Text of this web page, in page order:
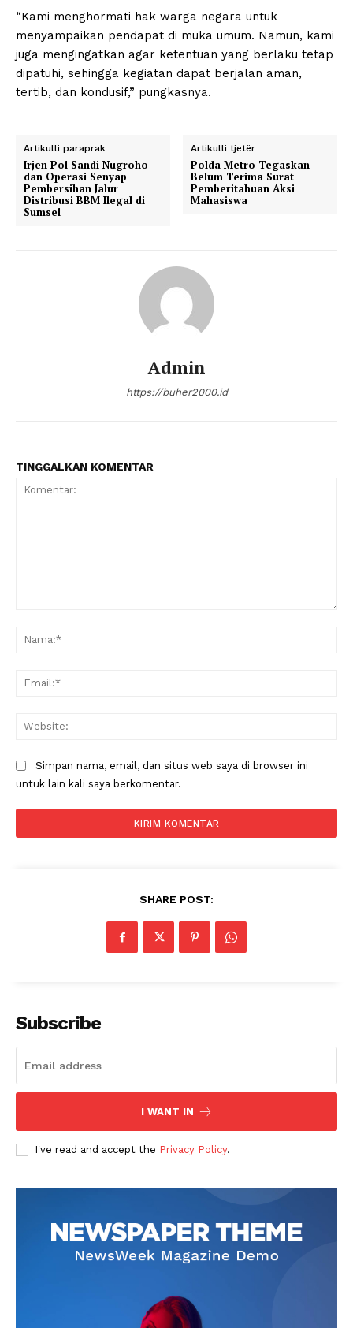
News Week
Company
“Kami menghormati hak warga negara untuk
menyampaikan pendapat di muka umum. Namun, kami
juga mengingatkan agar ketentuan yang berlaku tetap
dipatuhi, sehingga kegiatan dapat berjalan aman,
tertib, dan kondusif,” pungkasnya.
Artikulli paraprak
Irjen Pol Sandi Nugroho
dan Operasi Senyap
Pembersihan Jalur
Distribusi BBM Ilegal di
Sumsel
Artikulli tjetër
Polda Metro Tegaskan
Belum Terima Surat
Pemberitahuan Aksi
Mahasiswa
Admin
https://buher2000.id
TINGGALKAN KOMENTAR
Simpan nama, email, dan situs web saya di browser ini
untuk lain kali saya berkomentar.
SHARE POST:
Subscribe
I WANT IN
I've read and accept the Privacy Policy.